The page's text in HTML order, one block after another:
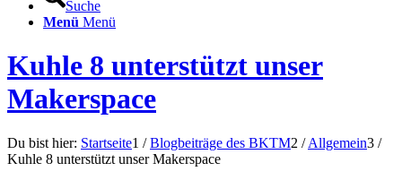
Suche
Menü Menü
Kuhle 8 unterstützt unser
Makerspace
Du bist hier: Startseite1 / Blogbeiträge des BKTM2 / Allgemein3 /
Kuhle 8 unterstützt unser Makerspace